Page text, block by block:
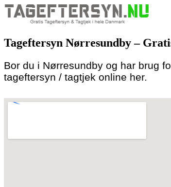
to
content
Tageftersyn Nørresundby –
Bor du i Nørresundby og har brug
tageftersyn / tagtjek online her.